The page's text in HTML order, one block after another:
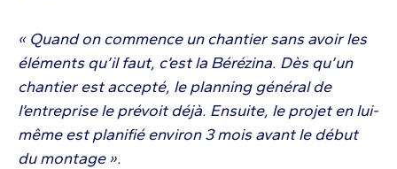
« Quand on commence un chantier sans avoir les
éléments qu’il faut, c’est la Bérézina. Dès qu’un
chantier est accepté, le planning général de
l’entreprise le prévoit déjà. Ensuite, le projet en lui-
même est planifié environ 3 mois avant le début
du montage ».